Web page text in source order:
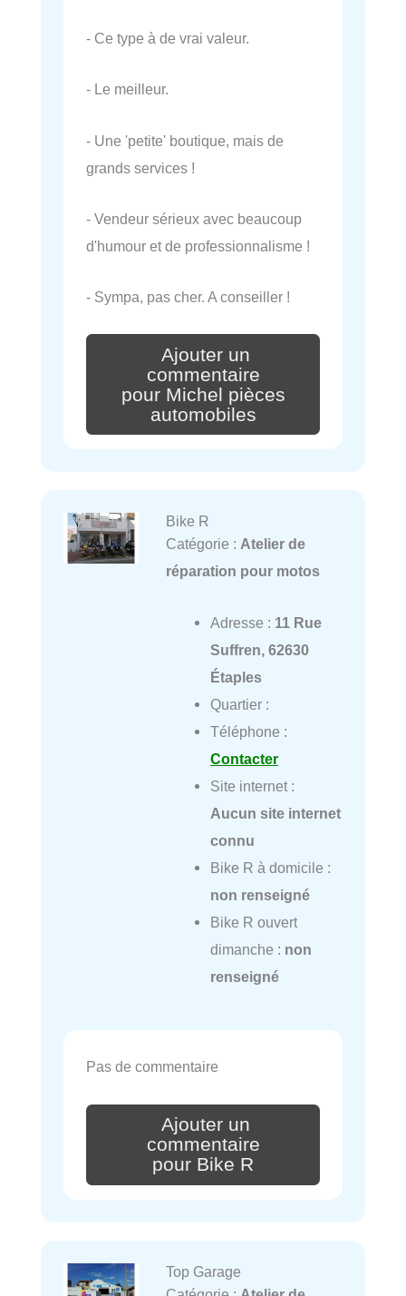
- Ce type à de vrai valeur.
- Le meilleur.
- Une 'petite' boutique, mais de
grands services !
- Vendeur sérieux avec beaucoup
d'humour et de professionnalisme !
- Sympa, pas cher. A conseiller !
Ajouter un
commentaire
pour Michel pièces
automobiles
Bike R
Catégorie : Atelier de
réparation pour motos
Adresse : 11 Rue
Suffren, 62630
Étaples
Quartier :
Téléphone :
Contacter
Site internet :
Aucun site internet
connu
Bike R à domicile :
non renseigné
Bike R ouvert
dimanche : non
renseigné
Pas de commentaire
Ajouter un
commentaire
pour Bike R
Top Garage